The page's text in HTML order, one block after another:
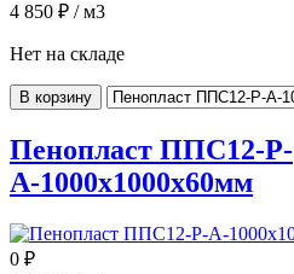
4 850 ₽ / м3
Нет на складе
В корзину
Пенопласт ППС12-Р-
А-1000x1000x60мм
0 ₽